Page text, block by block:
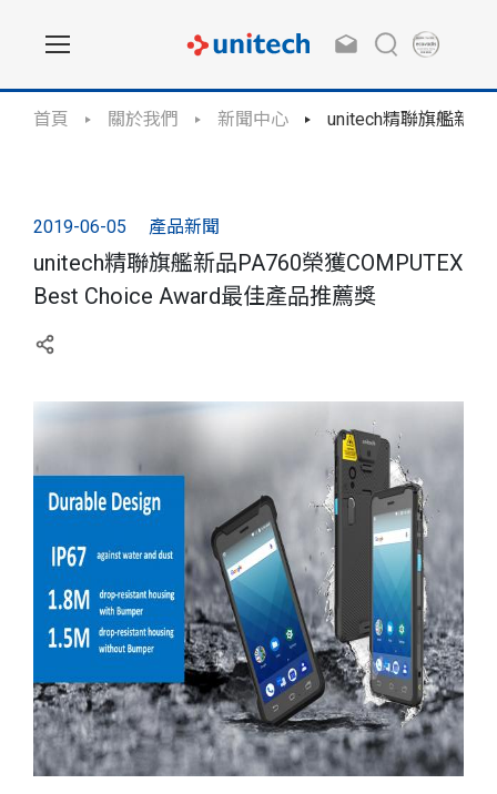
首頁 關於我們 新聞中心 unitech精聯旗艦新品
2019-06-05 產品新聞
unitech精聯旗艦新品PA760榮獲COMPUTEX
Best Choice Award最佳產品推薦獎